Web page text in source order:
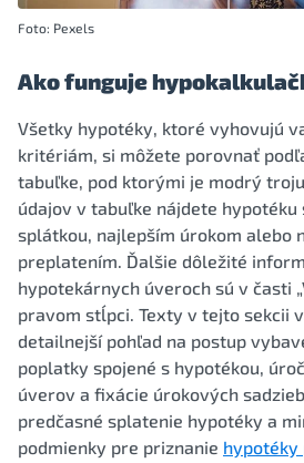
Foto: Pexels
Ako funguje
Všetky hypotéky, ktoré vyhovujú
kritériám, si môžete porovnať
tabuľke, pod ktorými je modrý
údajov v tabuľke nájdete hypotéku
splátkou, najlepším úrokom alebo
preplatením. Ďalšie dôležité
hypotekárnych úveroch sú v časti
pravom stĺpci. Texty v tejto sekcii
detailnejší pohľad na postup
poplatky spojené s hypotékou,
úverov a fixácie úrokových
predčasné splatenie hypotéky a
podmienky pre priznanie hypotéky